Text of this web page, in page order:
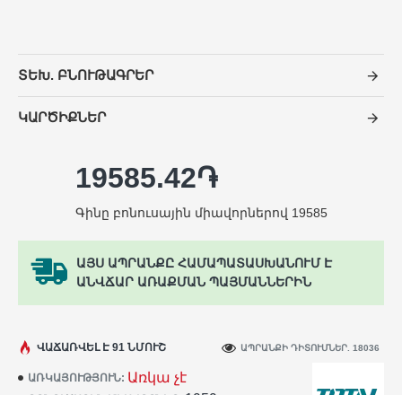
ՏԵԽ. ԲՆՈՒԹԱԳՐԵՐ
ԿԱՐԾԻՔՆԵՐ
ԱՅՍ ԱՊՐԱՆՔԸ ՀԱՄԱՊԱՏԱՍԽԱՆՈՒՄ Է
ԱՆՎՃԱՐ ԱՌԱՔՄԱՆ ՊԱՅՄԱՆՆԵՐԻՆ
ԱՌԿԱՅՈՒԹՅՈՒՆ: Առկա չէ
ՎԱՃԱՌՎԵԼ Է 91 ՆՄՈՒՇ ԱՊՐԱՆՔԻ ԴԻՏՈՒՄՆԵՐ. 18036
19585.42֏
Գինը բոնուսային միավորներով 19585